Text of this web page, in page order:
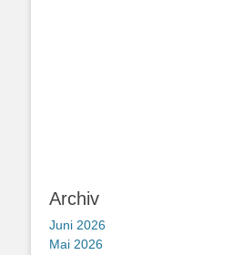
Archiv
Juni 2026
Mai 2026